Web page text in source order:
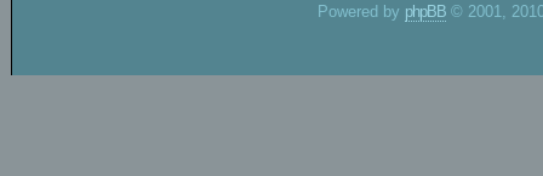
Powered by phpBB © 2001,